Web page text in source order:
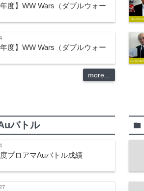
年度】WW Wars（ダブルウォー
年度】WW Wars（ダブルウォー
more...
バトル
プロアマAuバトル成績
folder